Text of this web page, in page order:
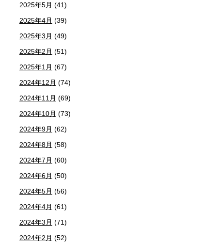
2025年5月 (41)
2025年4月 (39)
2025年3月 (49)
2025年2月 (51)
2025年1月 (67)
2024年12月 (74)
2024年11月 (69)
2024年10月 (73)
2024年9月 (62)
2024年8月 (58)
2024年7月 (60)
2024年6月 (50)
2024年5月 (56)
2024年4月 (61)
2024年3月 (71)
2024年2月 (52)